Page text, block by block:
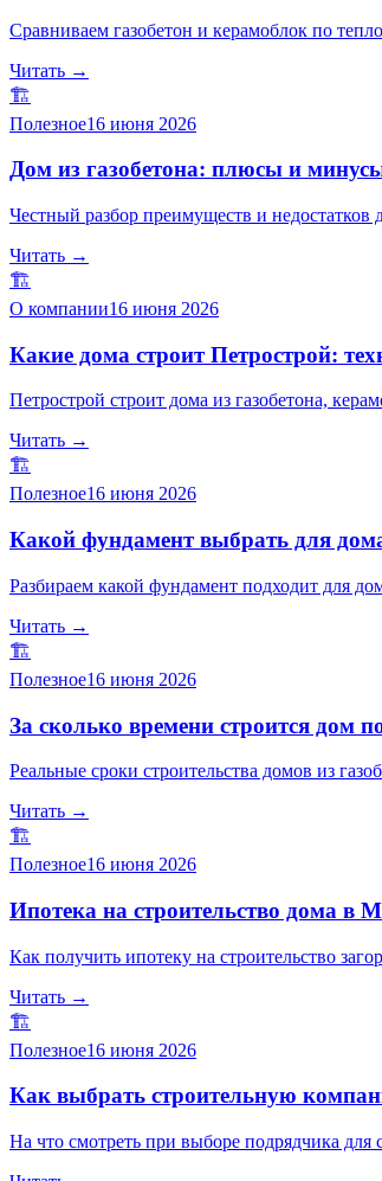
Сравниваем газобетон и керамоблок по
Читать →
🏗️
Полезное16 июня 2026
Дом из газобетона: плюсы и
Честный разбор преимуществ и недостатков
Читать →
🏗️
О компании16 июня 2026
Какие дома строит Петрострой:
Петрострой строит дома из газобетона,
Читать →
🏗️
Полезное16 июня 2026
Какой фундамент выбрать для
Разбираем какой фундамент подходит для
Читать →
🏗️
Полезное16 июня 2026
За сколько времени строится дом
Реальные сроки строительства домов из
Читать →
🏗️
Полезное16 июня 2026
Ипотека на строительство дома в
Как получить ипотеку на строительство
Читать →
🏗️
Полезное16 июня 2026
Как выбрать строительную
На что смотреть при выборе подрядчика